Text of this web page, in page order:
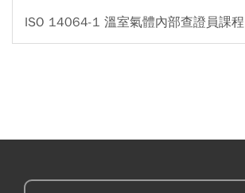
ISO 14064-1 溫室氣體內部查證員課程